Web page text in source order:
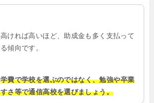
ければ高いほど、助成金も多く支払って
傾向です。
学費で学校を選ぶのではなく、勉強や卒業
さ等で通信高校を選びましょう。